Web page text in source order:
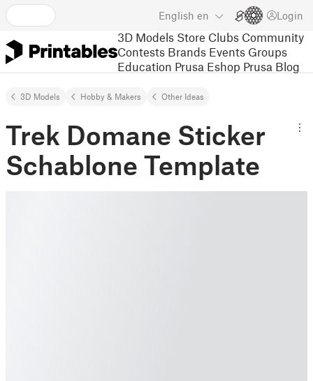
English en Login
3D Models Store Clubs Community
Contests Brands Events Groups
Education Prusa Eshop Prusa Blog
3D Models Hobby & Makers Other Ideas
Trek Domane Sticker
Schablone Template